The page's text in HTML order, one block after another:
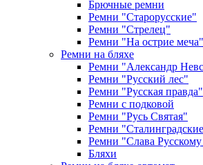
Брючные ремни
Ремни "Старорусские"
Ремни "Стрелец"
Ремни "На острие меча"
Ремни на бляхе
Ремни "Александр
Ремни "Русский лес"
Ремни "Русская правда"
Ремни с подковой
Ремни "Русь Святая"
Ремни
Ремни "Слава
Бляхи